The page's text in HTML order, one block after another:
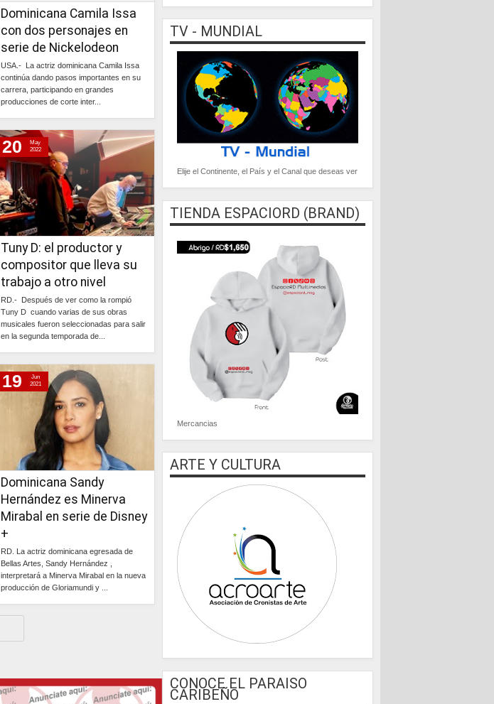
Dominicana Camila Issa
con dos personajes en
serie de Nickelodeon
USA.- La actriz dominicana Camila Issa
continúa dando pasos importantes en su
carrera, participando en grandes
producciones de corte inter...
Tuny D: el productor y
compositor que lleva su
trabajo a otro nivel
RD.- Después de ver como la rompió
Tuny D cuando varias de sus obras
musicales fueron seleccionadas para salir
en la segunda temporada de...
20
May
2022
Dominicana Sandy
Hernández es Minerva
Mirabal en serie de Disney
+
RD. La actriz dominicana egresada de
Bellas Artes, Sandy Hernández ,
interpretará a Minerva Mirabal en la nueva
producción de Gloriamundi y ...
19
Jun
2021
TV - MUNDIAL
Elije el Continente, el País y el Canal que deseas ver
TIENDA ESPACIORD (BRAND)
Mercancias
ARTE Y CULTURA
CONOCE EL PARAISO
CARIBEÑO